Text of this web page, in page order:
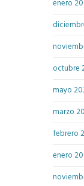
enero
octubre
mayo
marzo
febrero
enero